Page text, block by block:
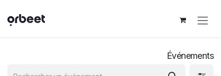
Événements